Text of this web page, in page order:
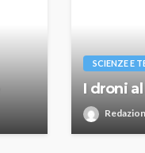
SCIENZE E
I droni